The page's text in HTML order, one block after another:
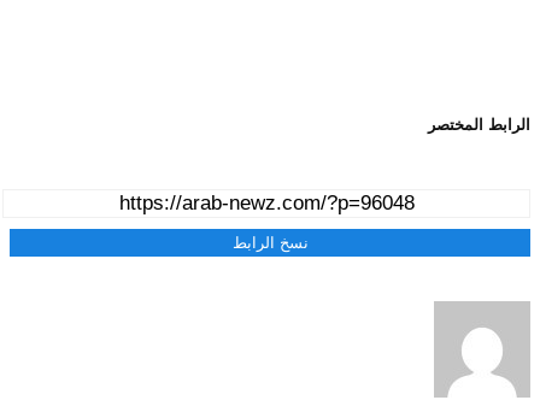
الرابط المختصر
نسخ الرابط